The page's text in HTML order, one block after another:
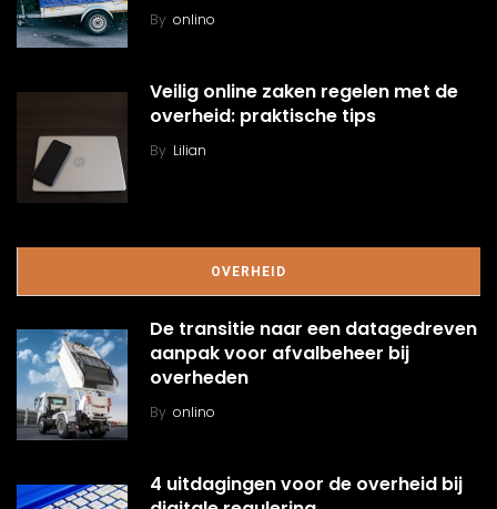
By onlino
Veilig online zaken regelen met de
overheid: praktische tips
By Lilian
OVERHEID
De transitie naar een datagedreven
aanpak voor afvalbeheer bij
overheden
By onlino
4 uitdagingen voor de overheid bij